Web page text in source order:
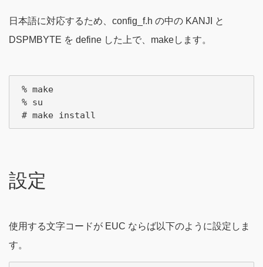
日本語に対応するため、config_f.h の中の KANJI と
DSPMBYTE を define した上で、makeします。
% make
% su
設定
使用する文字コードが EUC ならば以下のように設定しま
す。